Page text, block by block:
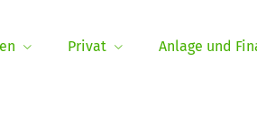
Privat Anlage und